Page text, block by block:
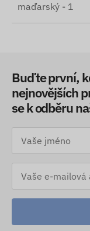
maďarský - 1
Buďte první,
nejnovějších
se k odběru